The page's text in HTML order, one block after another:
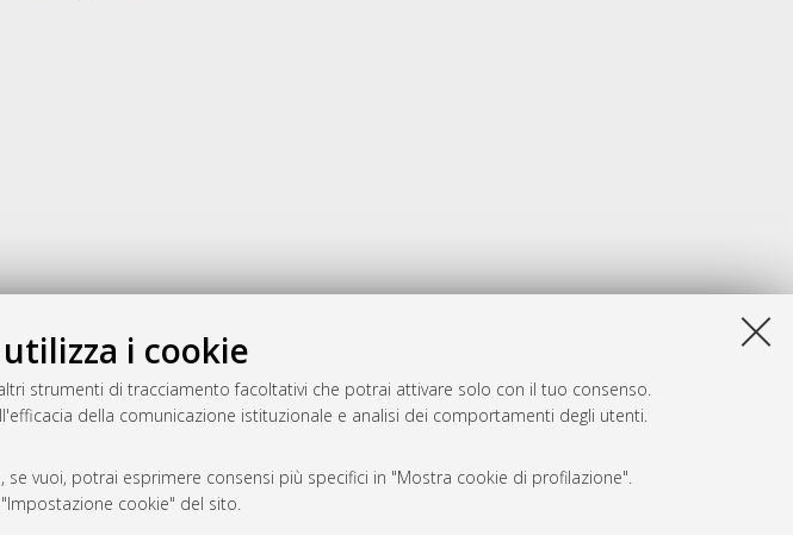
i cookie
strumenti di tracciamento facoltativi che potrai attivare solo con il tuo consenso.
della comunicazione istituzionale e analisi dei comportamenti degli utenti.
vuoi, potrai esprimere consensi più specifici in "Mostra cookie di profilazione".
cookie" del sito.